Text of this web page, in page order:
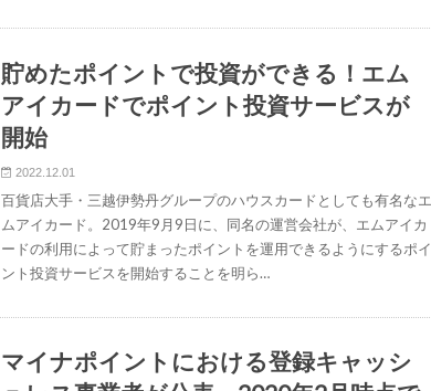
貯めたポイントで投資ができる！エム
アイカードでポイント投資サービスが
開始
2022.12.01
百貨店大手・三越伊勢丹グループのハウスカードとしても有名なエ
ムアイカード。2019年9月9日に、同名の運営会社が、エムアイカ
ードの利用によって貯まったポイントを運用できるようにするポイ
ント投資サービスを開始することを明ら…
マイナポイントにおける登録キャッシ